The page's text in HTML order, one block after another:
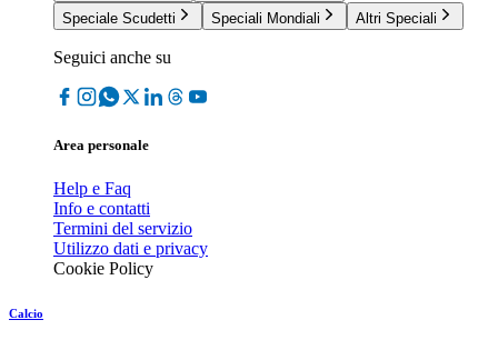
Speciale Scudetti
Speciali Mondiali Altri Speciali
Seguici anche su
Area personale
Help e Faq
Info e contatti
Termini del servizio
Utilizzo dati e privacy
Cookie Policy
Calcio